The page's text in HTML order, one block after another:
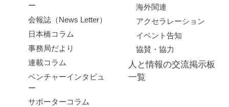
ー
会報誌（News Letter）
日本橋コラム
事務局だより
連載コラム
ベンチャーインタビュ
ー
サポーターコラム
海外関連
アクセラレーション
イベント告知
協賛・協力
人と情報の交流掲示板
一覧